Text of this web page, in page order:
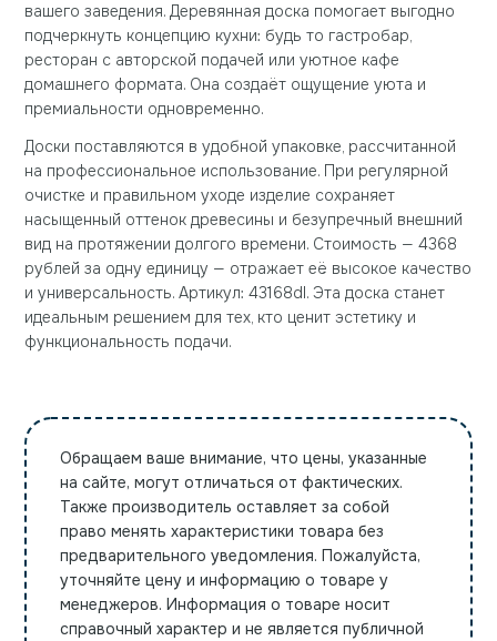
вашего заведения. Деревянная доска помогает выгодно
подчеркнуть концепцию кухни: будь то гастробар,
ресторан с авторской подачей или уютное кафе
домашнего формата. Она создаёт ощущение уюта и
премиальности одновременно.
Доски поставляются в удобной упаковке, рассчитанной
на профессиональное использование. При регулярной
очистке и правильном уходе изделие сохраняет
насыщенный оттенок древесины и безупречный внешний
вид на протяжении долгого времени. Стоимость — 4368
рублей за одну единицу — отражает её высокое качество
и универсальность. Артикул: 43168dl. Эта доска станет
идеальным решением для тех, кто ценит эстетику и
функциональность подачи.
Обращаем ваше внимание, что цены, указанные
на сайте, могут отличаться от фактических.
Также производитель оставляет за собой
право менять характеристики товара без
предварительного уведомления. Пожалуйста,
уточняйте цену и информацию о товаре у
менеджеров. Информация о товаре носит
справочный характер и не является публичной